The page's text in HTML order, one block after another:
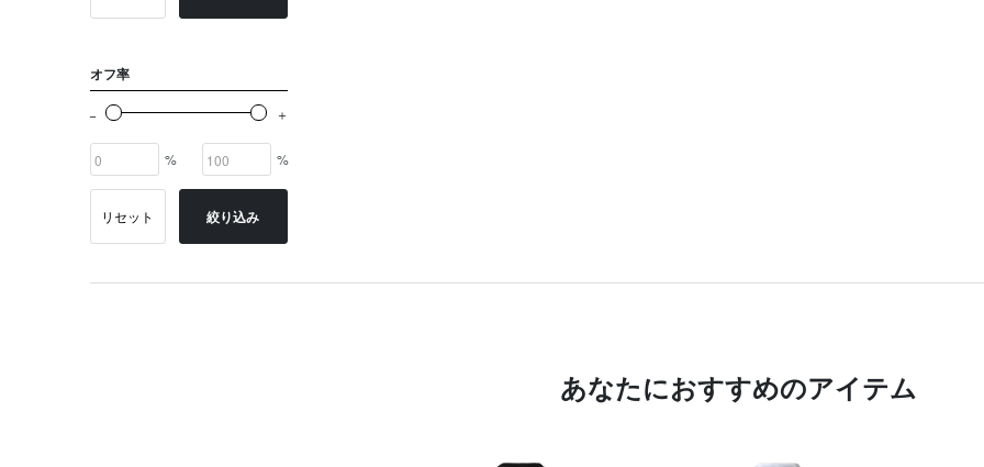
オフ率
% %
リセット 絞り込み
あなたにおすすめのアイテム